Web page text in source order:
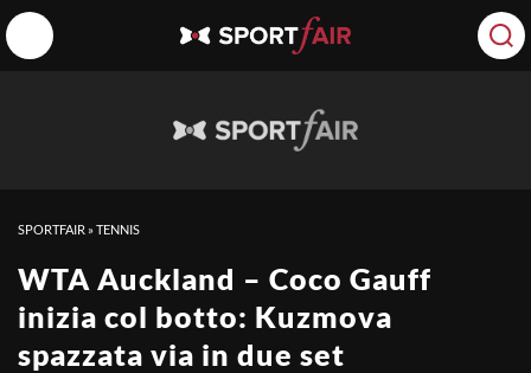
SPORTFAIR »TENNIS
WTA Auckland – Coco Gauff
inizia col botto: Kuzmova
spazzata via in due set